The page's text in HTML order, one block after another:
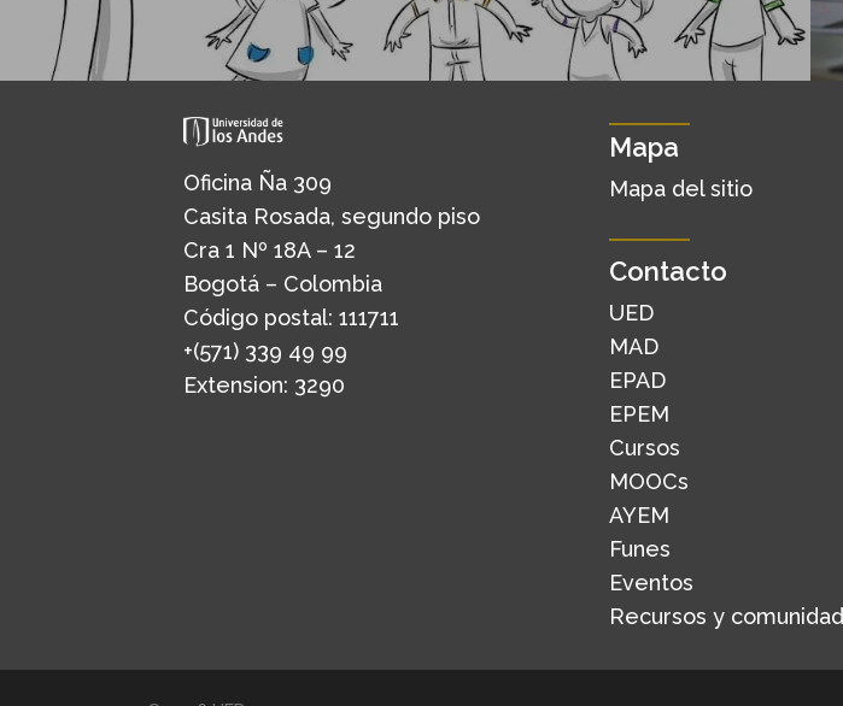
Oficina Ña 309
Casita Rosada, segundo piso
Cra 1 Nº 18A – 12
Bogotá – Colombia
Código postal: 111711
+(571) 339 49 99
Extension: 3290
Mapa
Mapa del sitio
Contacto
UED
MAD
EPAD
EPEM
Cursos
MOOCs
AYEM
Funes
Eventos
Recursos y comunidad